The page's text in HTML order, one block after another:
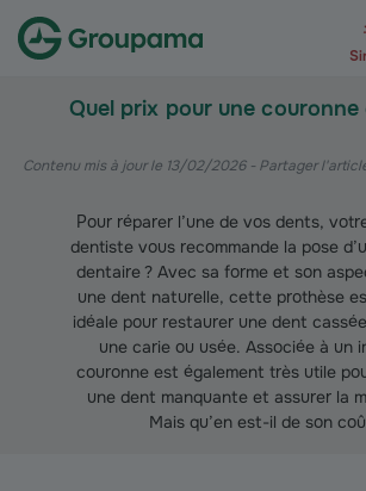
Quel prix pour une couronne
Contenu mis à jour le 13/02/2026- Partager
Pour réparer l’une de vos dents,
dentiste vous recommande la pose
dentaire ? Avec sa forme et son
une dent naturelle, cette prothèse
idéale pour restaurer une dent
une carie ou usée. Associée à un
couronne est également très utile
une dent manquante et assurer la
Mais qu’en est-il de son